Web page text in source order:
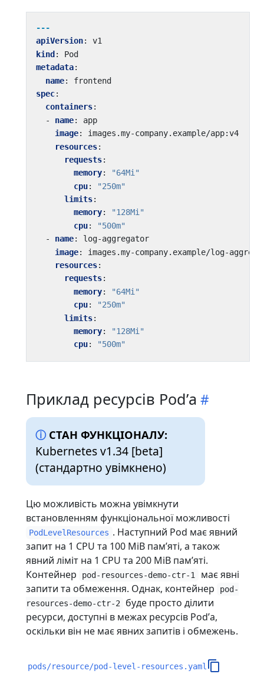
---
apiVersion:
v1
kind :
Pod
metadata:
name:
frontend
spec:
containers:
- name:
app
image:
images.my-company.example/app:v4
resources:
requests:
memory:
"64Mi"
cpu:
"250m"
limits:
memory:
"128Mi"
cpu:
"500m"
- name:
log-aggregator
image:
images.my-company.example/log-
resources:
requests:
memory:
"64Mi"
cpu:
"250m"
limits:
memory:
"128Mi"
cpu: "500m"
Приклад ресурсів Podʼа
СТАН ФУНКЦІОНАЛУ:
Kubernetes v1.34 [beta]
(стандартно увімкнено)
Цю можливість можна увімкнути
встановленням функціональної можливості
PodLevelResources . Наступний Pod має явний
запит на 1 CPU та 100 MiB памʼяті, а також
явний ліміт на 1 CPU та 200 MiB памʼяті.
Контейнер
pod-resources-demo-ctr-1
має явні
запити та обмеження. Однак, контейнер
pod-
resources-demo-ctr-2
буде просто ділити
ресурси, доступні в межах ресурсів Podʼа,
оскільки він не має явних запитів і обмежень.
pods/resource/pod-level-resources.yaml